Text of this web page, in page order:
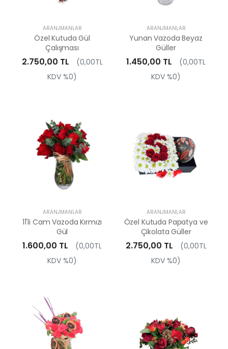
ARANJMANLAR
Özel Kutuda Gül
Çalışması
2.750,00 TL
(0,00TL
KDV %0)
ARANJMANLAR
Yunan Vazoda Beyaz
Güller
1.450,00 TL
(0,00TL
KDV %0)
ARANJMANLAR
11'li Cam Vazoda Kırmızı
Gül
1.600,00 TL
(0,00TL
KDV %0)
ARANJMANLAR
Özel Kutuda Papatya ve
Çikolata Güller
2.750,00 TL
(0,00TL
KDV %0)